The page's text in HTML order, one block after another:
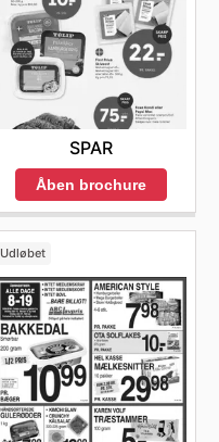
SPAR
Åben brochure
Udløbet